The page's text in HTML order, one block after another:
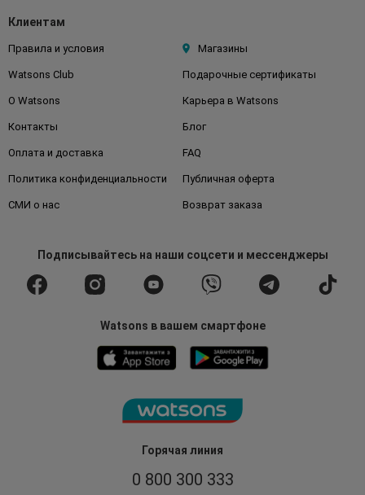
Горячая линия
0 800 300 333
Клиентам
Правила и условия Магазины
Watsons Club Подарочные сертификаты
О Watsons Карьера в Watsons
Контакты Блог
Оплата и доставка FAQ
Политика конфиденциальности Публичная оферта
СМИ о нас Возврат заказа
Подписывайтесьна наши соцсети и мессенджеры
Watsons в вашем смартфоне